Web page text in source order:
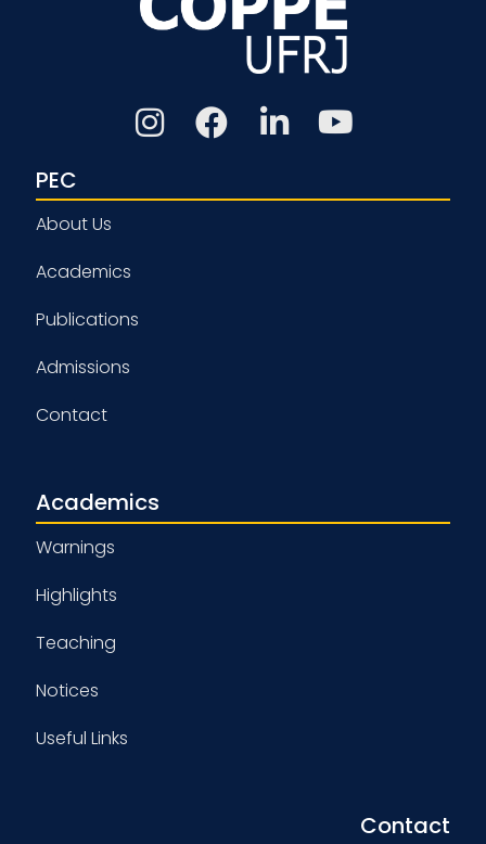
PEC
About Us
Academics
Publications
Admissions
Contact
Academics
Warnings
Highlights
Teaching
Notices
Useful Links
Contact